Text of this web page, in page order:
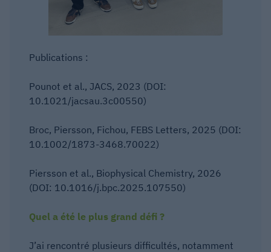
Publications :
Pounot et al., JACS, 2023 (DOI:
10.1021/jacsau.3c00550)
Broc, Piersson, Fichou, FEBS Letters, 2025 (DOI:
10.1002/1873-3468.70022)
Piersson et al., Biophysical Chemistry, 2026
(DOI: 10.1016/j.bpc.2025.107550)
Quel a été le plus grand défi ?
J’ai rencontré plusieurs difficultés, notamment